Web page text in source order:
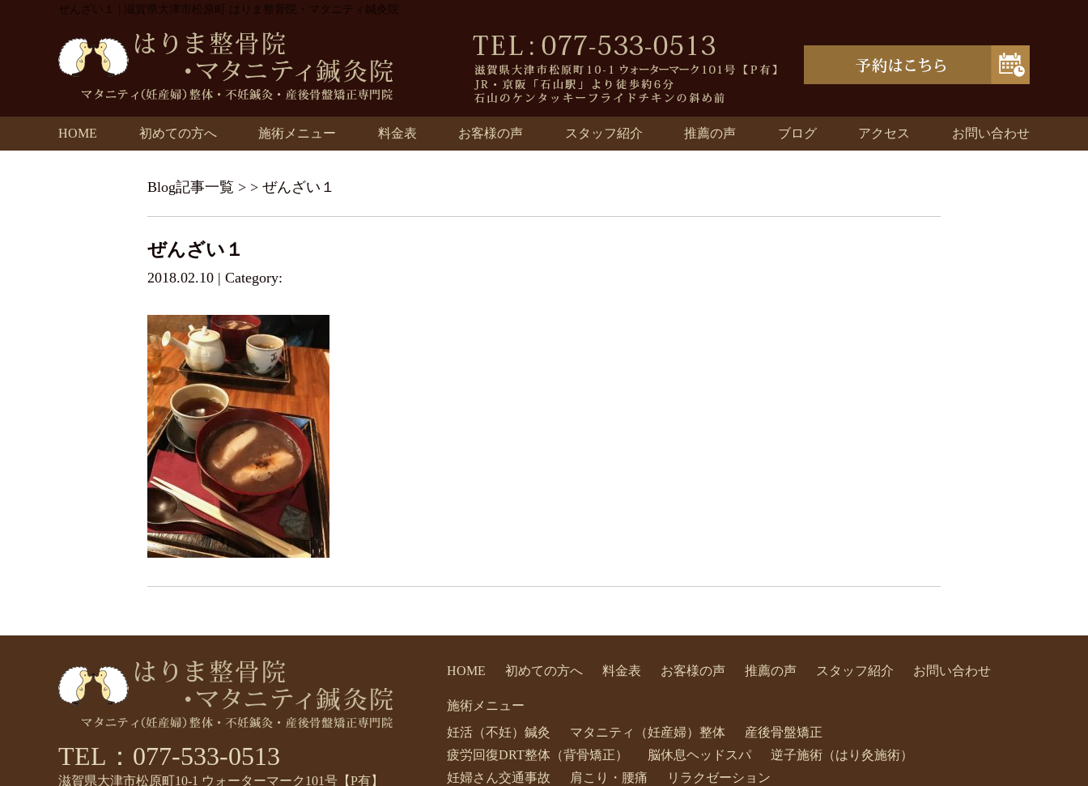
ぜんざい１ | 滋賀県大津市松原町 はりま整骨院・マタニティ鍼灸院
HOME 初めての方へ 施術メニュー 料金表 お客様の声 スタッフ紹介 推薦の声 ブログ アクセス お問い合わせ
Blog記事一覧 > > ぜんざい１
ぜんざい１
2018.02.10 | Category:
TEL：077-533-0513
滋賀県大津市松原町10-1 ウォーターマーク101号【P有】
HOME 初めての方へ 料金表 お客様の声 推薦の声 スタッフ紹介 お問い合わせ
施術メニュー
妊活（不妊）鍼灸
マタニティ（妊産婦）整体
産後骨盤矯正
疲労回復DRT整体（背骨矯正）
脳休息ヘッドスパ
逆子施術（はり灸施術）
妊婦さん交通事故
肩こり・腰痛 リラクゼーション